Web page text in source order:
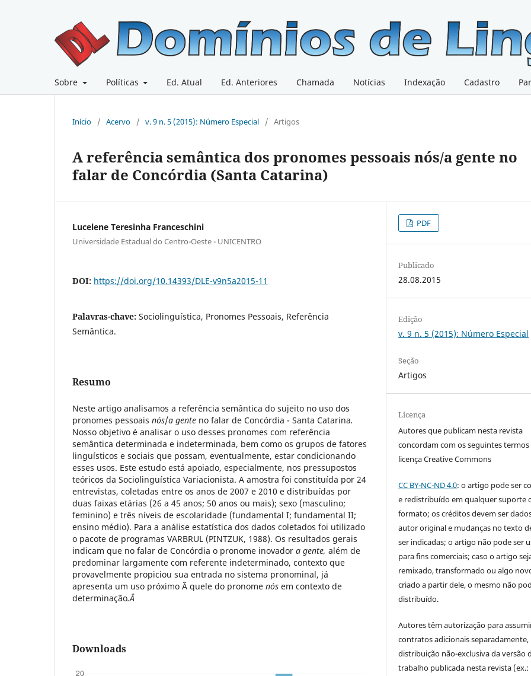
Sobre Políticas Ed. Atual Ed. Anteriores Chamada Notícias Indexação Cadastro
Início / Acervo / v. 9 n. 5 (2015): Número Especial / Artigos
A referência semântica dos pronomes pessoais nós/a gente no
falar de Concórdia (Santa Catarina)
Lucelene Teresinha Franceschini
Universidade Estadual do Centro-Oeste - UNICENTRO
DOI: https://doi.org/10.14393/DLE-v9n5a2015-11
Palavras-chave: Sociolinguística, Pronomes Pessoais, Referência
Semântica.
Resumo
Neste artigo analisamos a referência semântica do sujeito no uso dos
pronomes pessoais nós/a gente no falar de Concórdia - Santa Catarina.
Nosso objetivo é analisar o uso desses pronomes com referência
semântica determinada e indeterminada, bem como os grupos de fatores
linguísticos e sociais que possam, eventualmente, estar condicionando
esses usos. Este estudo está apoiado, especialmente, nos pressupostos
teóricos da Sociolinguística Variacionista. A amostra foi constituída por 24
entrevistas, coletadas entre os anos de 2007 e 2010 e distribuídas por
duas faixas etárias (26 a 45 anos; 50 anos ou mais); sexo (masculino;
feminino) e três níveis de escolaridade (fundamental I; fundamental II;
ensino médio). Para a análise estatística dos dados coletados foi utilizado
o pacote de programas VARBRUL (PINTZUK, 1988). Os resultados gerais
indicam que no falar de Concórdia o pronome inovador a gente, além de
predominar largamente com referente indeterminado, contexto que
provavelmente propiciou sua entrada no sistema pronominal, já
apresenta um uso próximo Ã quele do pronome nós em contexto de
determinação.Â
Downloads
PDF
Publicado
28.08.2015
Edição
v. 9 n. 5 (2015): Número Especial
Seção
Artigos
Licença
Autores que publicam nesta revista
concordam com os seguintes termos
licença Creative Commons
CC BY-NC-ND 4.0: o artigo pode ser
e redistribuído em qualquer suporte
formato; os créditos devem ser
autor original e mudanças no texto
ser indicadas; o artigo não pode ser
para fins comerciais; caso o artigo
remixado, transformado ou algo
criado a partir dele, o mesmo não
distribuído.
Autores têm autorização para
contratos adicionais separadamente,
distribuição não-exclusiva da versão
trabalho publicada nesta revista (ex.: